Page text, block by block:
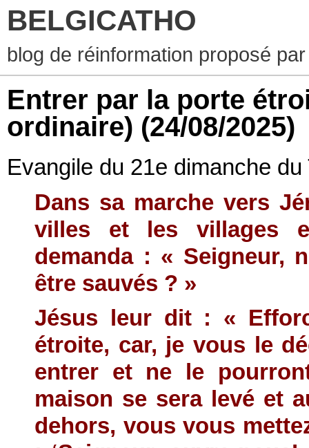
BELGICATHO
blog de réinformation proposé
Entrer par la porte
ordinaire) (24/08/2025)
Evangile du 21e dimanche
Dans sa marche vers
villes et les villages
demanda : « Seigneur,
être sauvés ? »
Jésus leur dit : «
étroite, car, je vous le
entrer et ne le
maison se sera levé et
dehors, vous vous